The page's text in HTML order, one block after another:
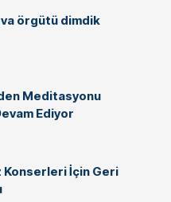
örgütü dimdik
Meditasyonu
Ediyor
Konserleri İçin Geri